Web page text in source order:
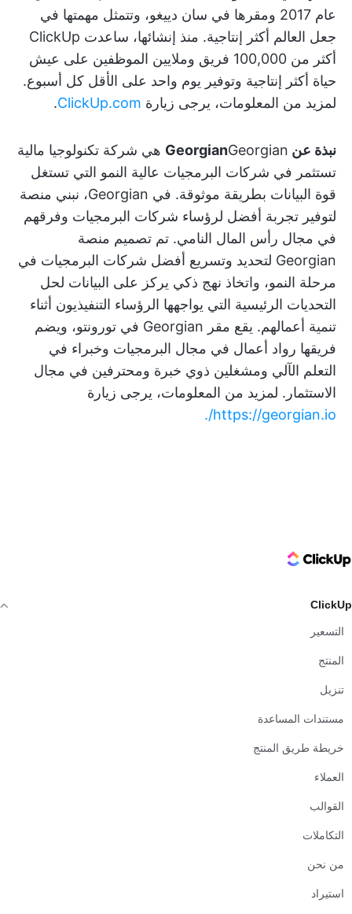
عام 2017 ومقرها في سان دييغو، وتتمثل مهمتها في
جعل العالم أكثر إنتاجية. منذ إنشائها، ساعدت ClickUp
أكثر من 100,000 فريق وملايين الموظفين على عيش
حياة أكثر إنتاجية وتوفير يوم واحد على الأقل كل أسبوع.
لمزيد من المعلومات، يرجى زيارة ClickUp.com
.
نبذة عن Georgian
Georgian هي شركة تكنولوجيا مالية
تستثمر في شركات البرمجيات عالية النمو التي تستغل
قوة البيانات بطريقة موثوقة. في Georgian، نبني منصة
لتوفير تجربة أفضل لرؤساء شركات البرمجيات وفرقهم
في مجال رأس المال النامي. تم تصميم منصة
Georgian لتحديد وتسريع أفضل شركات البرمجيات في
مرحلة النمو، واتخاذ نهج ذكي يركز على البيانات لحل
التحديات الرئيسية التي يواجهها الرؤساء التنفيذيون أثناء
تنمية أعمالهم. يقع مقر Georgian في تورونتو، ويضم
فريقها رواد أعمال في مجال البرمجيات وخبراء في
التعلم الآلي ومشغلين ذوي خبرة ومحترفين في مجال
الاستثمار. لمزيد من المعلومات، يرجى زيارة
https://georgian.io/.
ClickUp Logo
ClickUp
التسعير
المنتج
تنزيل
مستندات المساعدة
خريطة طريق المنتج
العملاء
القوالب
التكاملات
من نحن
استيراد